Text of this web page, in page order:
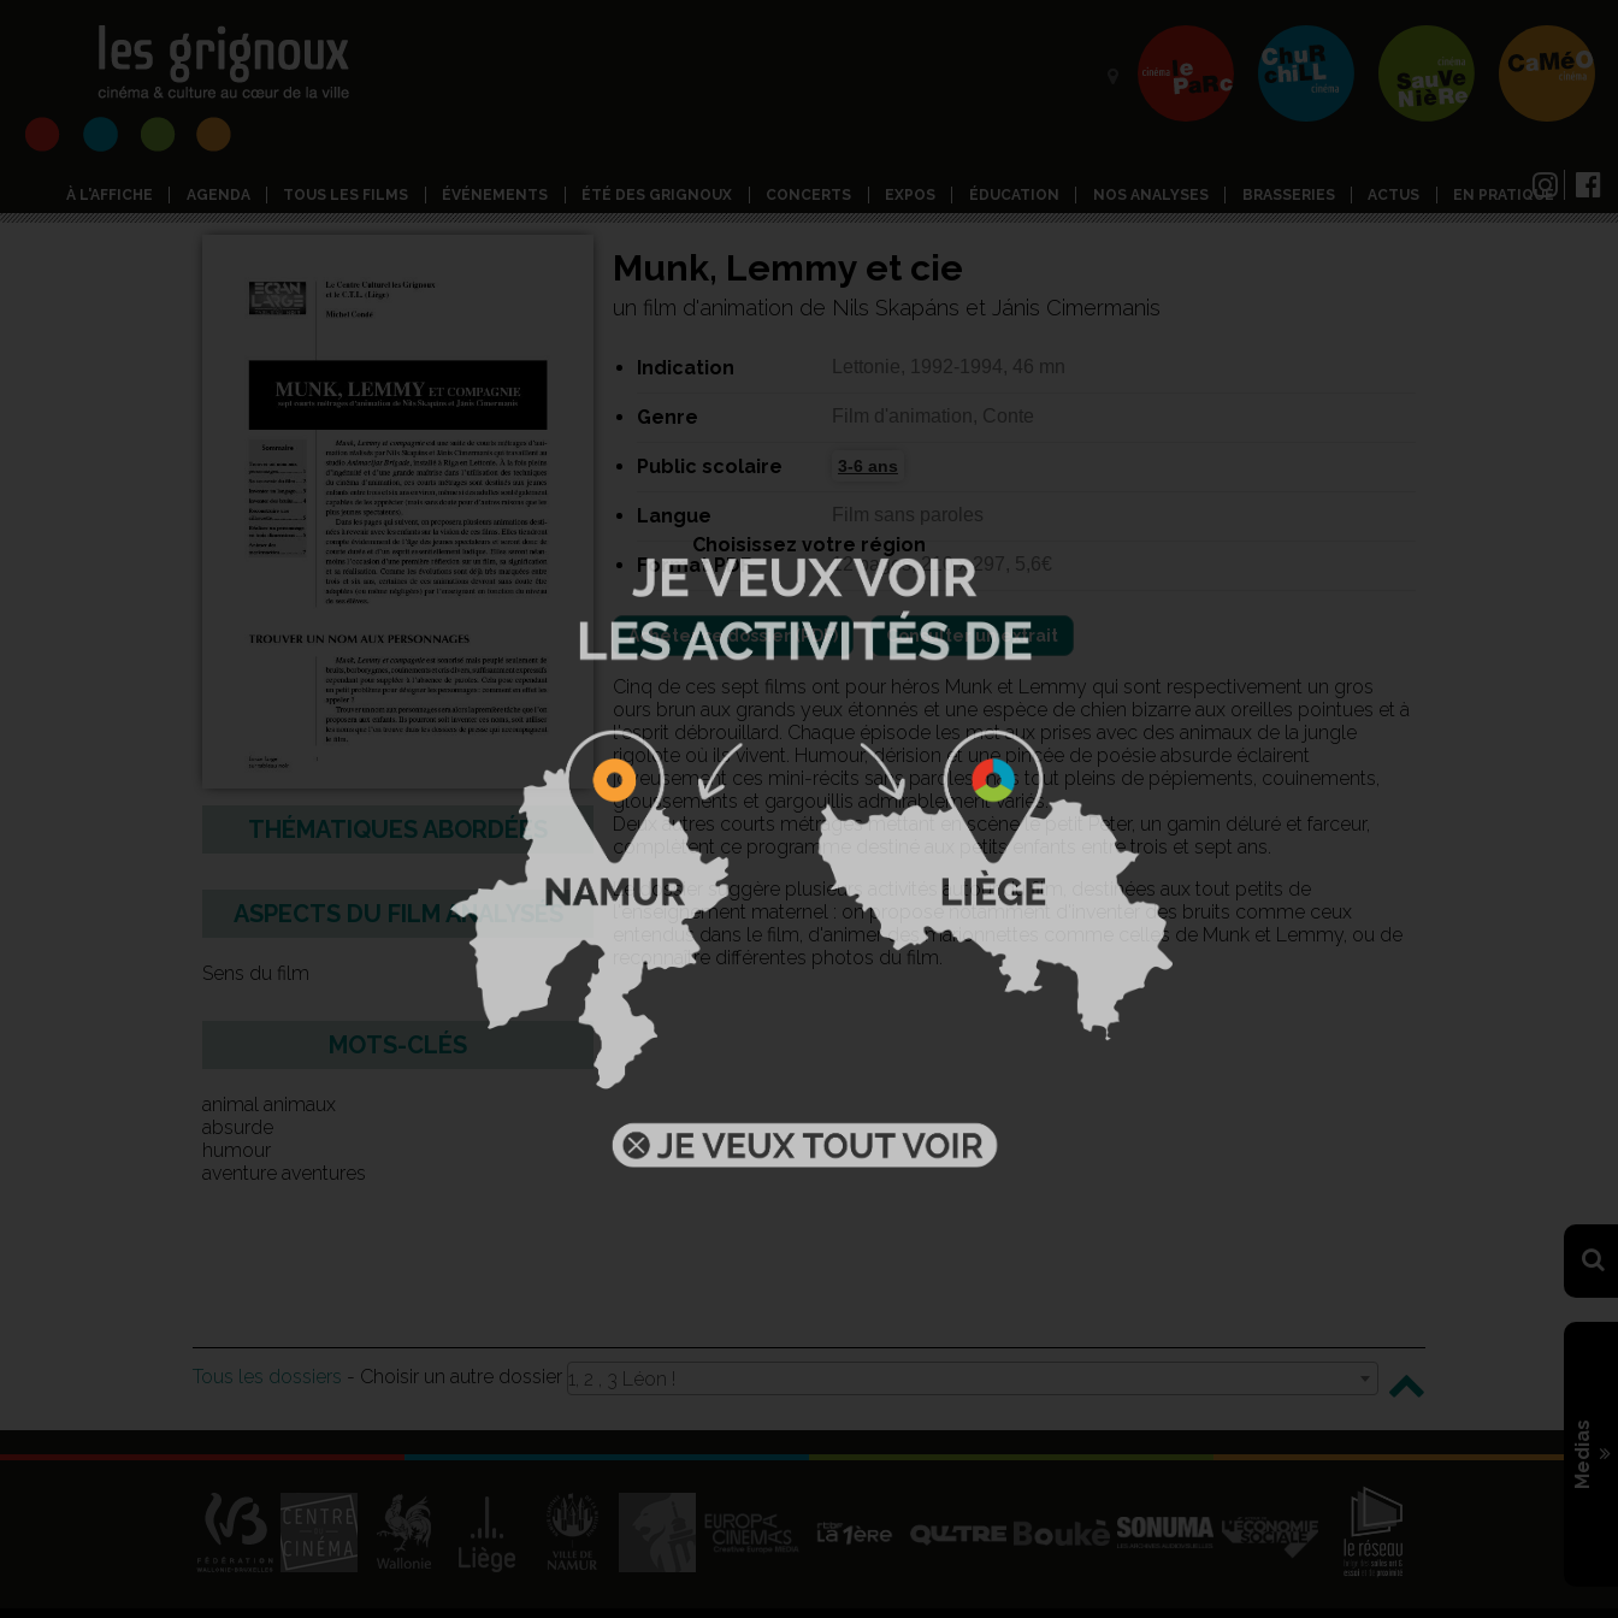
Medias
À L'AFFICHE AGENDA TOUS LES FILMS ÉVÉNEMENTS ÉTÉ DES GRIGNOUX CONCERTS EXPOS ÉDUCATION NOS ANALYSES BRASSERIES ACTUS EN PRATIQUE
THÉMATIQUES ABORDÉES
ASPECTS DU FILM ANALYSÉS
Sens du film
MOTS-CLÉS
animal animaux
absurde
humour
aventure aventures
Munk, Lemmy et cie
un film d'animation de Nils Skapáns et Jánis Cimermanis
Indication Lettonie, 1992-1994, 46 mn
Genre Film d'animation, Conte
Public scolaire 3-6 ans
Langue Film sans paroles
Format PDF 12 pages, 210 x 297, 5,6€
Consulter un extrait
Cinq de ces sept films ont pour héros Munk et Lemmy qui sont respectivement un gros
ours brun aux grands yeux étonnés et une espèce de chien bizarre aux oreilles pointues et à
l'esprit débrouillard. Chaque épisode les met aux prises avec des animaux de la jungle
rigolote où ils vivent. Humour, dérision et une pincée de poésie absurde éclairent
joyeusement ces mini-récits sans paroles mais tout pleins de pépiements, couinements,
gloussements et gargouillis admirablement variés.
Deux autres courts métrages mettant en scène le petit Peter, un gamin déluré et farceur,
complètent ce programme destiné aux petits enfants entre trois et sept ans.
Le dossier suggère plusieurs activités autour du film, destinées aux tout petits de
l'enseignement maternel : on propose notamment d'inventer des bruits comme ceux
entendus dans le film, d'animer des marionnettes comme celles de Munk et Lemmy, ou de
reconnaître différentes photos du film.
Tous les dossiers - Choisir un autre dossier 1, 2 , 3 Léon !
Choisissez votre région